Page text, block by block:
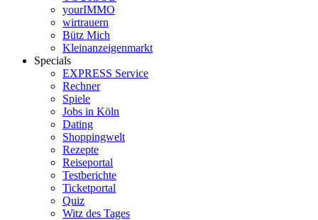
yourIMMO
wirtrauern
Bütz Mich
Kleinanzeigenmarkt
Specials
EXPRESS Service
Rechner
Spiele
Jobs in Köln
Dating
Shoppingwelt
Rezepte
Reiseportal
Testberichte
Ticketportal
Quiz
Witz des Tages